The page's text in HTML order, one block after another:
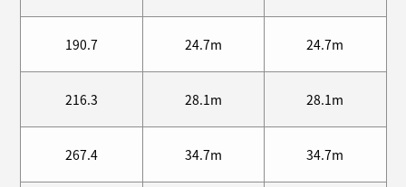
190.7 24.7m 24.7m
216.3 28.1m 28.1m
267.4 34.7m 34.7m